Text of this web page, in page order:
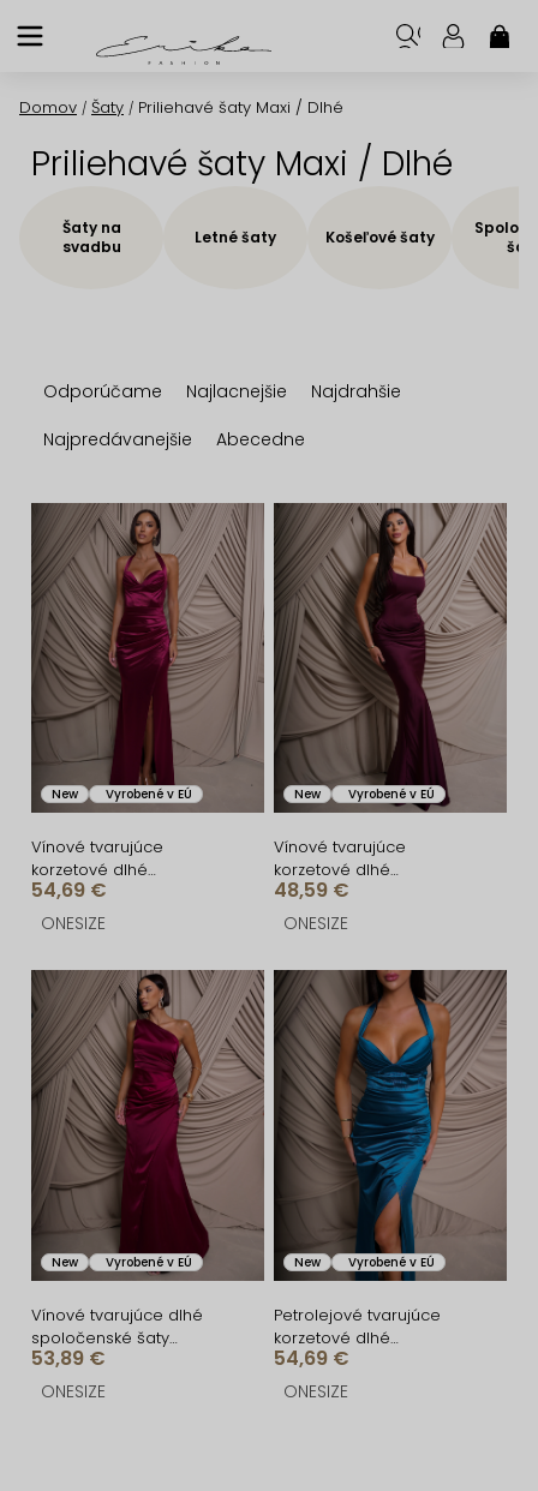
na
Domov / Šaty / Priliehavé šaty Maxi / Dlhé
Priliehavé šaty Maxi / Dlhé
Šaty na
svadbu
Letné šaty Košeľové šaty
a
d
n
e
p
r
u
k
t
o
v
Odporúčame Najlacnejšie
Najdrahšie
Najpredávanejšie
Abecedne
V
ý
p
i
s
p
o
d
u
k
o
v
New Vyrobené v EÚ
Vínové tvarujúce
korzetové dlhé
spoločenské šaty
FRUESTA
54,69 €
ONESIZE
New Vyrobené v EÚ
Vínové tvarujúce
korzetové dlhé
spoločenské šaty
BRANFLA
48,59 €
ONESIZE
New Vyrobené v EÚ
Vínové tvarujúce dlhé
spoločenské šaty
CRUNCHA na jedno
rameno
53,89 €
ONESIZE
New Vyrobené v EÚ
Petrolejové tvarujúce
korzetové dlhé
spoločenské šaty
FRUESTA
54,69 €
ONESIZE